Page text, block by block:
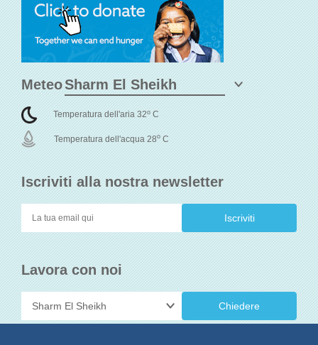
Iscriviti alla nostra newsletter
Lavora con noi
Chiedere
Meteo
Temperatura dell'aria 32o C
Temperatura dell'acqua 28o C